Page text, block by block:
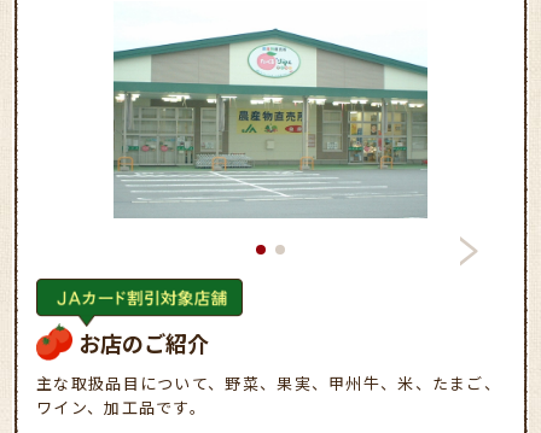
お店のご紹介
主な取扱品目について、野菜、果実、甲州牛、米、たまご、
ワイン、加工品です。